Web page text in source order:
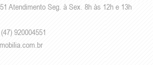
Atendimento Seg. à Sex. 8h às 12h e 13h
920004551